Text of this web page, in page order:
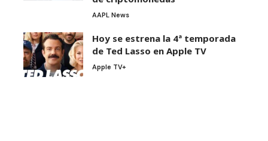
AAPL News
Hoy se estrena la 4ª temporada
de Ted Lasso en Apple TV
Apple TV+